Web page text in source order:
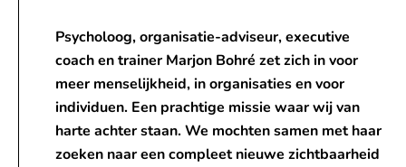
Psycholoog, organisatie-adviseur, executive
coach en trainer Marjon Bohré zet zich in voor
meer menselijkheid, in organisaties en voor
individuen. Een prachtige missie waar wij van
harte achter staan. We mochten samen met haar
zoeken naar een compleet nieuwe zichtbaarheid